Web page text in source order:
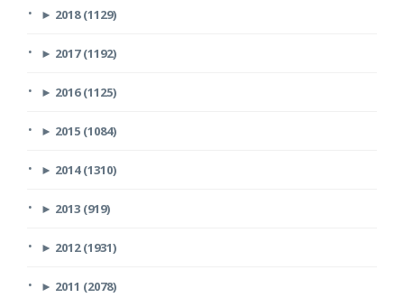
► 2018 (1129)
► 2017 (1192)
► 2016 (1125)
► 2015 (1084)
► 2014 (1310)
► 2013 (919)
► 2012 (1931)
► 2011 (2078)